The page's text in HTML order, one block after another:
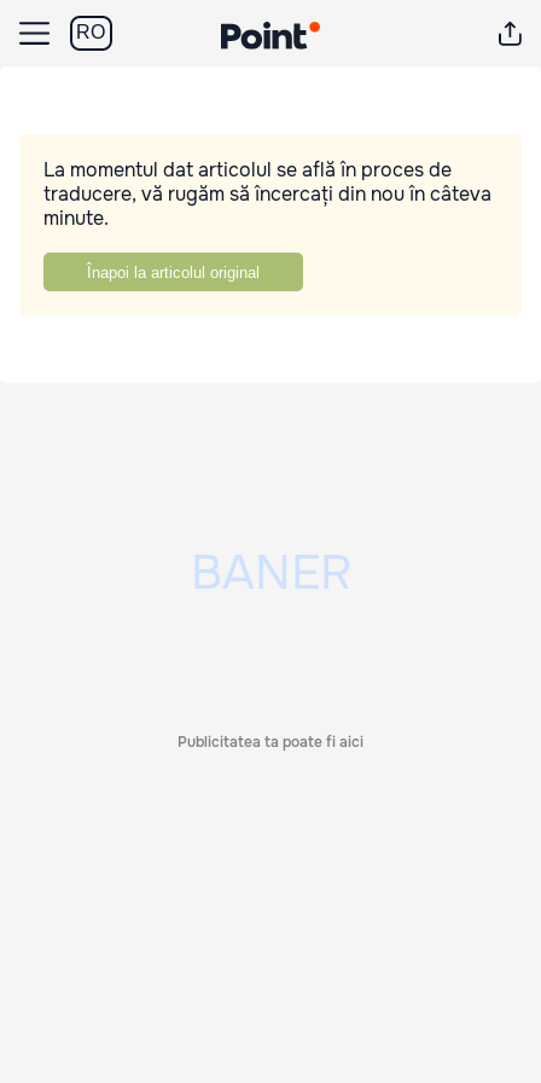
RO
La momentul dat articolul se află în proces de
traducere, vă rugăm să încercați din nou în câteva
minute.
Înapoi la articolul original
Publicitatea ta poate fi aici